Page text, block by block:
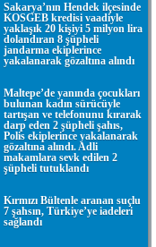
Sakarya’nın Hendek ilçesinde
KOSGEB kredisi vaadiyle
yaklaşık 20 kişiyi 5 milyon lira
dolandıran 8 şüpheli
jandarma ekiplerince
yakalanarak gözaltına alındı
Maltepe’de yanında çocukları
bulunan kadın sürücüyle
tartışan ve telefonunu kırarak
darp eden 2 şüpheli şahıs,
Polis ekiplerince yakalanarak
gözaltına alındı. Adli
makamlara sevk edilen 2
şüpheli tutuklandı
Kırmızı Bültenle aranan suçlu
7 şahsın, Türkiye’ye iadeleri
sağlandı